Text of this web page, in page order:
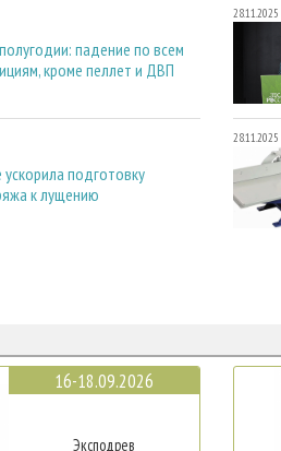
падение по всем
кроме пеллет и ДВП
подготовку
к лущению
28.11.2025
28.11.2025
16-18.09.2026
Эксподрев